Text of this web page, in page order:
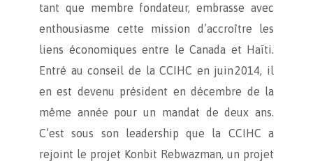
tant que membre fondateur, embrasse avec
enthousiasme cette mission d’accroître les
liens économiques entre le Canada et Haïti.
Entré au conseil de la CCIHC en juin 2014, il
en est devenu président en décembre de la
même année pour un mandat de deux ans.
C’est sous son leadership que la CCIHC a
rejoint le projet Konbit Rebwazman, un projet